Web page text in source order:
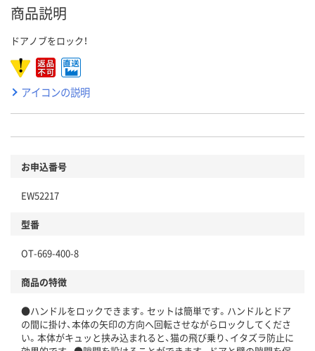
商品説明
ドアノブをロック！
アイコンの説明
お申込番号
EW52217
型番
OT-669-400-8
商品の特徴
●ハンドルをロックできます。セットは簡単です。ハンドルとドア
の間に掛け、本体の矢印の方向へ回転させながらロックしてくださ
い。本体がキュッと挟み込まれると、猫の飛び乗り、イタズラ防止に